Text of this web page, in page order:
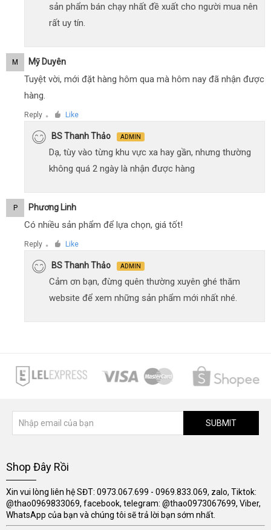
sản phẩm bán chạy nhất đề xuất cho người mua nên
rất uy tín.
M Mỹ Duyên
Tuyệt vời, mới đặt hàng hôm qua mà hôm nay đã nhận được
hàng.
Reply ● Like
BS Thanh Thảo ADMIN
Dạ, tùy vào từng khu vực xa hay gần, nhưng thường
không quá 2 ngày là nhận được hàng
P Phương Linh
Có nhiều sản phẩm để lựa chọn, giá tốt!
Reply ● Like
BS Thanh Thảo ADMIN
Cảm ơn bạn, đừng quên thường xuyên ghé thăm
website để xem những sản phẩm mới nhất nhé.
SUBMIT
Shop Đây Rồi
Xin vui lòng liên hệ SĐT: 0973.067.699 - 0969.833.069, zalo, Tiktok:
@thao0969833069, facebook, telegram: @thao0973067699, Viber,
WhatsApp của bạn và chúng tôi sẽ trả lời bạn sớm nhất.